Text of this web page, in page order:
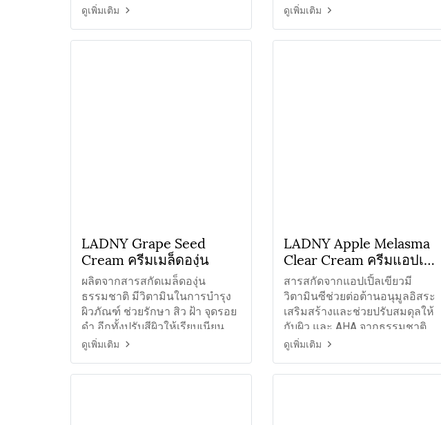
กระ จุดด่างดำ
ดูเพิ่มเติม
ลดการเกิดเม็ดสี
ดูเพิ่มเติม
LADNY Grape Seed
Cream ครีมเมล็ดองุ่น
ผลิตจากสารสกัดเมล็ดองุ่น
ธรรมชาติ มีวิตามินในการบำรุง
ผิวภัณฑ์ ช่วยรักษา สิว ฝ้า จุดรอย
ดำ อีกทั้งปรับสีผิวให้เรียบเนียน
ช่วยขจัดเซลล์ผิวที่ตายแล้ว
ดูเพิ่มเติม
LADNY Apple Melasma
Clear Cream ครีมแอปเปิ้ล
สูตรรักษาฝ้า
สารสกัดจากแอปเปิ้ลเขียวมี
วิตามินซีช่วยต่อต้านอนุมูลอิสระ
เสริมสร้างและช่วยปรับสมดุลให้
กับผิว และ AHA จากธรรมชาติ
ช่วยผลัดเซลล์ผิวให้เรียบเนียน
ดูเพิ่มเติม